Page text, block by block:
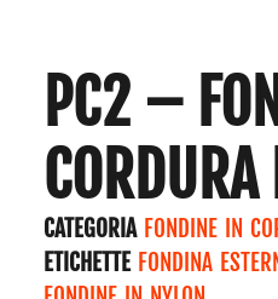
PC2 –
CATEGORIA FONDINE IN
ETICHETTE FONDINA